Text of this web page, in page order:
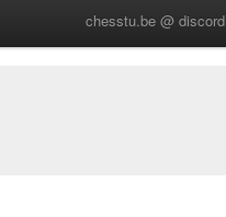
chesstu.be @ discord